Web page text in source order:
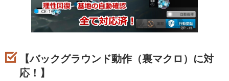
【バックグラウンド動作（裏マクロ）に対
応！】